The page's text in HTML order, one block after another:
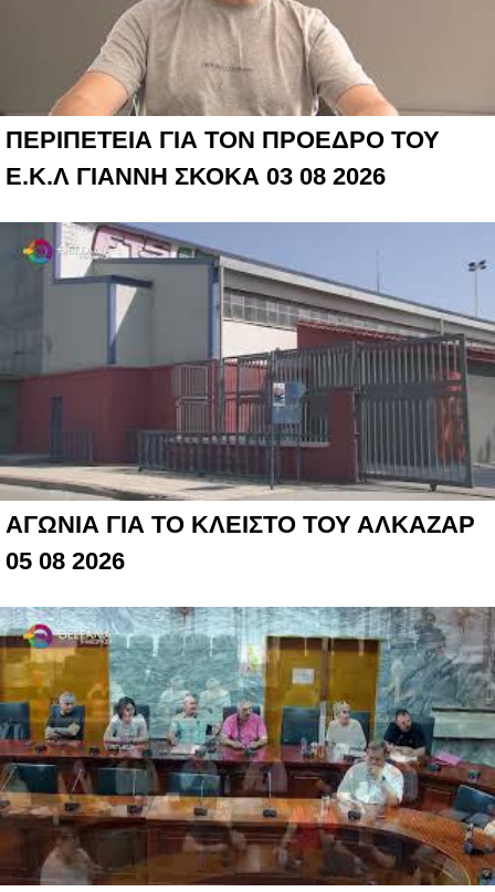
ΠΕΡΙΠΕΤΕΙΑ ΓΙΑ ΤΟΝ ΠΡΟΕΔΡΟ ΤΟΥ
Ε.Κ.Λ ΓΙΑΝΝΗ ΣΚΟΚΑ 03 08 2026
ΑΓΩΝΙΑ ΓΙΑ ΤΟ ΚΛΕΙΣΤΟ ΤΟΥ ΑΛΚΑΖΑΡ
05 08 2026